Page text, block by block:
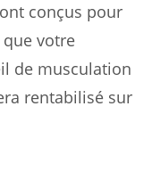
conçus pour
votre
de musculation
rentabilisé sur